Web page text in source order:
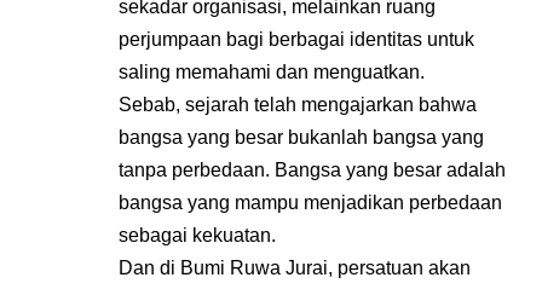
sekadar organisasi, melainkan ruang
perjumpaan bagi berbagai identitas untuk
saling memahami dan menguatkan.
Sebab, sejarah telah mengajarkan bahwa
bangsa yang besar bukanlah bangsa yang
tanpa perbedaan. Bangsa yang besar adalah
bangsa yang mampu menjadikan perbedaan
sebagai kekuatan.
Dan di Bumi Ruwa Jurai, persatuan akan